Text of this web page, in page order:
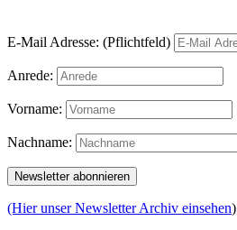
E-Mail Adresse: (Pflichtfeld)
Anrede:
Vorname:
Nachname:
(Hier unser Newsletter Archiv einsehen)